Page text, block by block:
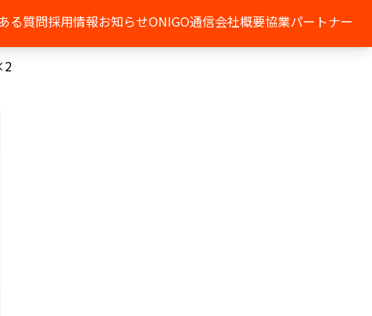
る質問採用情報お知らせONIGO通信会社概要協業パートナー